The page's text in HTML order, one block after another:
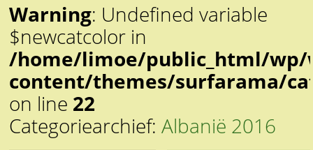
Warning: Undefined variable
$newcatcolor in
/home/limoe/public_html/wp/
content/themes/surfarama/
on line 22
Categoriearchief:Albanië 2016